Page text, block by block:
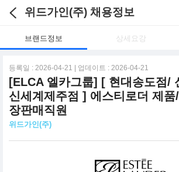
위드가인(주) 채용정보
브랜드정보 상세요강
등록일 : 2026-04-21 | 업데이트 : 2026-04-21
[ELCA 엘카그룹] [ 현대송도점/
신세계제주점 ] 에스티로더 제품
장판매직원
위드가인(주)